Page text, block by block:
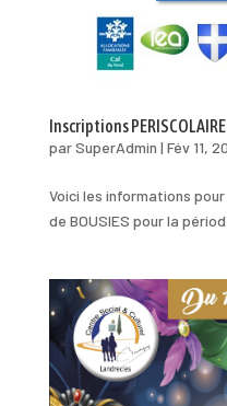
Inscriptions
parSuperAdmin | Fév 11,
Voici les informations
de BOUSIES pour la